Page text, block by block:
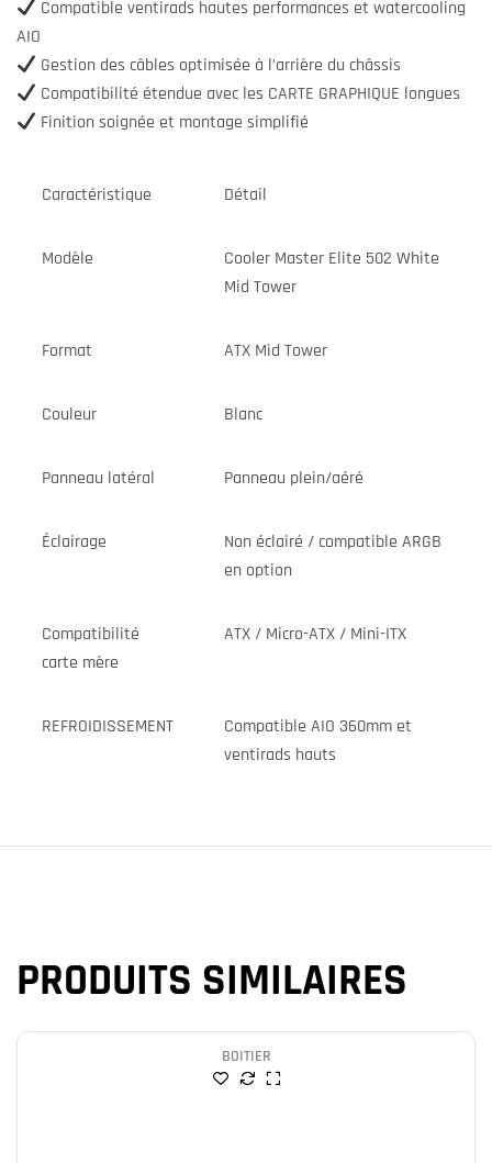
Compatible ventirads hautes performances et watercooling
AIO
Gestion des câbles optimisée à l’arrière du châssis
Compatibilité étendue avec les CARTE GRAPHIQUE longues
Finition soignée et montage simplifié
Caractéristique Détail
Modèle
Cooler Master Elite 502 White
Mid Tower
Format ATX Mid Tower
Couleur Blanc
Panneau latéral Panneau plein/aéré
Éclairage
Non éclairé / compatible ARGB
en option
Compatibilité
carte mère
ATX / Micro-ATX / Mini-ITX
REFROIDISSEMENT
Compatible AIO 360mm et
ventirads hauts
PRODUITS SIMILAIRES
BOITIER